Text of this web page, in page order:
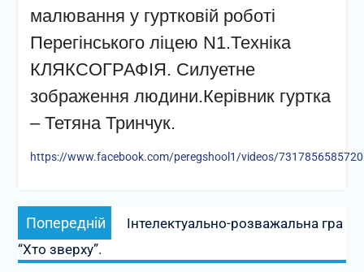
малювання у гуртковій роботі
Перегінського ліцею N1.Техніка
КЛЯКСОГРАФІЯ. Силуетне
зображення людини.Керівник гуртка
– Тетяна Тринчук.
https://www.facebook.com/peregshool1/videos/
Навігація
записів
Попередній
запис:
Інтелектуально-розважальна гра
“Хто зверху”.